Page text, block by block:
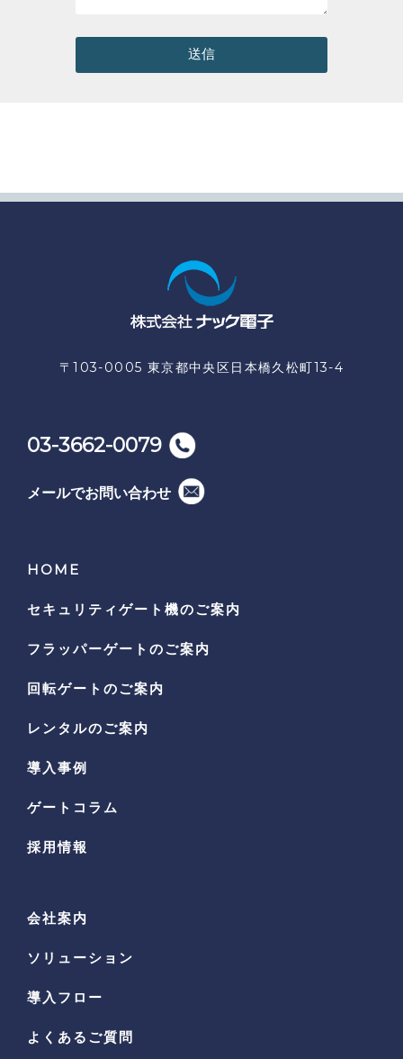
送信
〒103-0005 東京都中央区日本橋久松町13-4
03-3662-0079
メールでお問い合わせ
HOME
セキュリティゲート機のご案内
フラッパーゲートのご案内
回転ゲートのご案内
レンタルのご案内
導入事例
ゲートコラム
採用情報
会社案内
ソリューション
導入フロー
よくあるご質問